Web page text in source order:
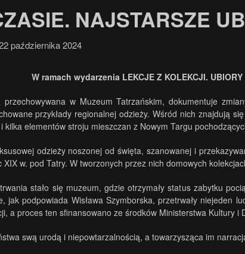
NAJSTARSZE
października 2024
W ramach wydarzenia LEKCJE Z KOLEKCJI.
przechowywana w Muzeum Tatrzańskim, dokumentuje
przykłady regionalnej odzieży. Wśród nich znajdują
elementów stroju mieszczan z Nowym Targu
odzieży noszonej od święta, szanowanej i
w. pod Tatry. W tworzonych przez nich domowych
stało się muzeum, gdzie otrzymały status zabytku
jak podpowiada Wisława Szymborska, przetrwały niejeden
a proces ten sfinansowano ze środków Ministerstwa Kultury
swą urodą i niepowtarzalnością, a towarzysząca im